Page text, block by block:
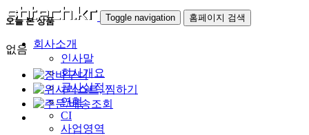
Toggle navigation 홈페이지 검색
회사소개
인사말
회사개요
공사실적
연혁
CI
사업영역
오늘 본 상품
없음